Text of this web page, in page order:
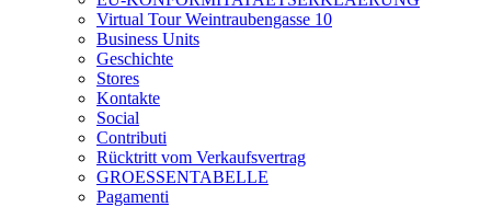
Virtual Tour Weintraubengasse 10
Business Units
Geschichte
Stores
Kontakte
Social
Contributi
Rücktritt vom Verkaufsvertrag
GROESSENTABELLE
Pagamenti